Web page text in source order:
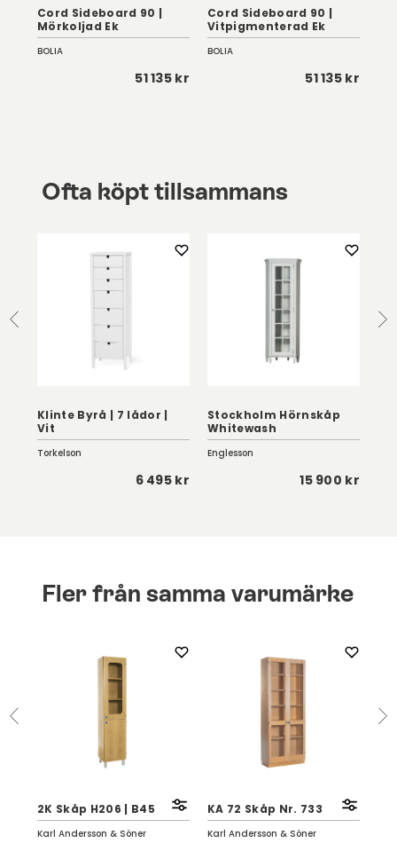
Cord Sideboard 90 |
Mörkoljad Ek
BOLIA
51 135 kr
Cord Sideboard 90 |
Vitpigmenterad Ek
BOLIA
51 135 kr
Ofta köpt tillsammans
Klinte Byrå | 7 lådor |
Vit
Torkelson
6 495 kr
Stockholm Hörnskåp
Whitewash
Englesson
15 900 kr
Fler från samma varumärke
2K Skåp H206 | B45
Karl Andersson & Söner
KA 72 Skåp Nr. 733
Karl Andersson & Söner